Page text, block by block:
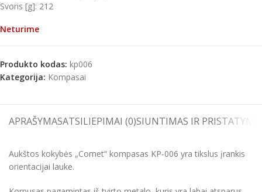
Svoris [g]: 212
Neturime
Produkto kodas: kp006
Kategorija: Kompasai
APRAŠYMASATSILIEPIMAI (0)SIUNTIMAS IR
Aukštos kokybės „Comet“ kompasas KP-006 yra tikslus įrankis
orientacijai lauke.